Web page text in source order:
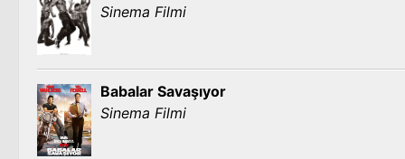
Sinema Filmi
Babalar Savaşıyor
Sinema Filmi